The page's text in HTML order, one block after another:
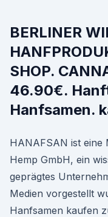
BERLINER
SHOP.
46.90€.
Hanfsamen.
HANAFSAN ist eine
Hemp GmbH, ein
geprägtes
Medien vorgestellt
Hanfsamen kaufen